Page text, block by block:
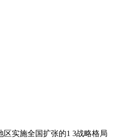
实施全国扩张的1 3战略格局